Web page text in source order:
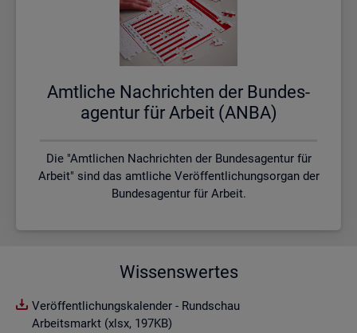
Amt­li­che Nach­rich­ten der Bun­des­
agen­tur für Ar­beit (ANBA)
Die "Amtlichen Nachrichten der Bundesagentur für
Arbeit" sind das amtliche Veröffentlichungsorgan der
Bundesagentur für Arbeit.
Wissenswertes
Veröffentlichungskalender - Rundschau
Arbeitsmarkt (xlsx, 197KB)